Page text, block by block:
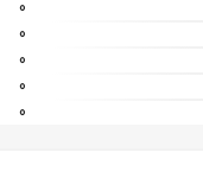
0
0
0
0
0